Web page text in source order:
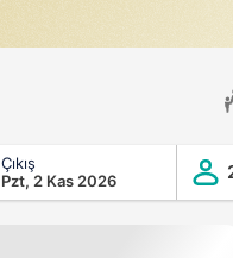
Çıkış
Pzt, 2 Kas 2026